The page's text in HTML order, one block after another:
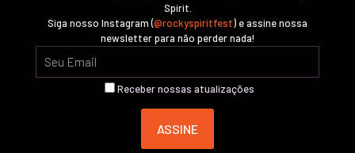
Spirit.
Siga nosso Instagram (@rockyspiritfest) e assine nossa
newsletter para não perder nada!
Receber nossas atualizações